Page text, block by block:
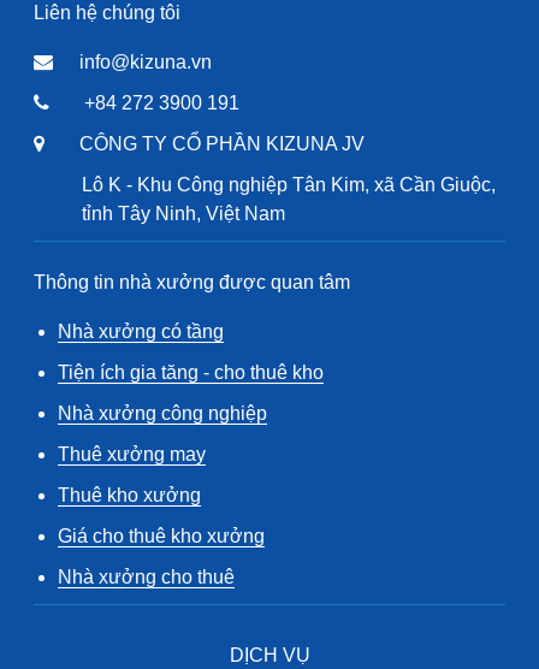
Liên hệ chúng tôi
info@kizuna.vn
+84 272 3900 191
CÔNG TY CỔ PHẦN KIZUNA JV
Lô K - Khu Công nghiệp Tân Kim, xã Cần Giuộc,
tỉnh Tây Ninh, Việt Nam
Thông tin nhà xưởng được quan tâm
Nhà xưởng có tầng
Tiện ích gia tăng - cho thuê kho
Nhà xưởng công nghiệp
Thuê xưởng may
Thuê kho xưởng
Giá cho thuê kho xưởng
Nhà xưởng cho thuê
DỊCH VỤ